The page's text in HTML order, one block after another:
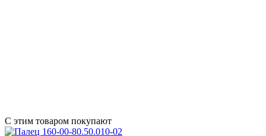
С этим товаром покупают